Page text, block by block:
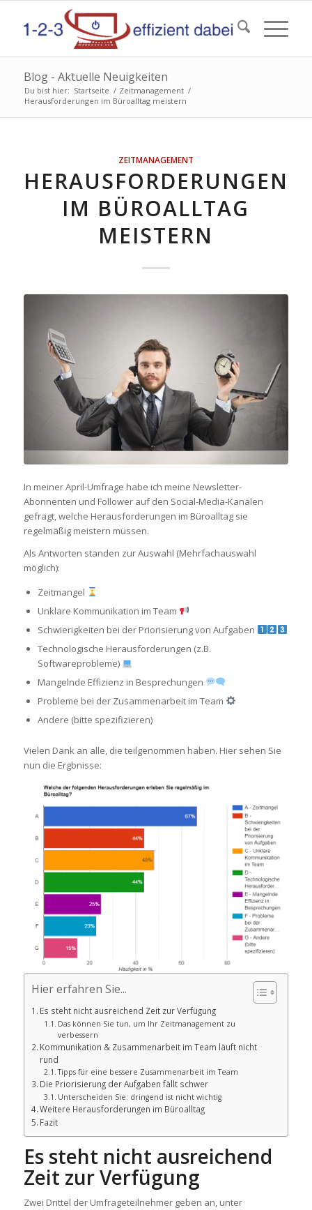
Blog - Aktuelle Neuigkeiten
Du bist hier: Startseite / Zeitmanagement /
Herausforderungen im Büroalltag meistern
ZEITMANAGEMENT
HERAUSFORDERUNGEN
IM BÜROALLTAG
MEISTERN
In meiner April-Umfrage habe ich meine Newsletter-
Abonnenten und Follower auf den Social-Media-Kanälen
gefragt, welche Herausforderungen im Büroalltag sie
regelmäßig meistern müssen.
Als Antworten standen zur Auswahl (Mehrfachauswahl
möglich):
Zeitmangel
Unklare Kommunikation im Team
Schwierigkeiten bei der Priorisierung von Aufgaben
Technologische Herausforderungen (z.B.
Softwareprobleme)
Mangelnde Effizienz in Besprechungen
Probleme bei der Zusammenarbeit im Team
Andere (bitte spezifizieren)
Vielen Dank an alle, die teilgenommen haben. Hier sehen Sie
nun die Ergbnisse:
Hier erfahren Sie...
Es steht nicht ausreichend Zeit zur Verfügung
Das können Sie tun, um Ihr Zeitmanagement zu
verbessern
Kommunikation & Zusammenarbeit im Team läuft nicht
rund
Tipps für eine bessere Zusammenarbeit im Team
Die Priorisierung der Aufgaben fällt schwer
Unterscheiden Sie: dringend ist nicht wichtig
Weitere Herausforderungen im Büroalltag
Fazit
Es steht nicht ausreichend
Zeit zur Verfügung
Zwei Drittel der Umfrageteilnehmer geben an, unter